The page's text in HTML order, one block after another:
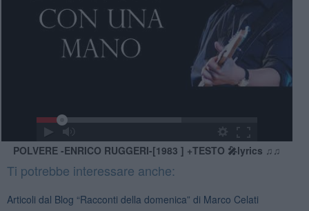
POLVERE -ENRICO RUGGERI-[1983 ] +TESTO 🎤lyrics ♫♫
Ti potrebbe interessare anche:
Articoli dal Blog “Racconti della domenica” di Marco Celati